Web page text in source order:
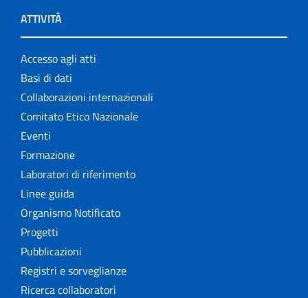
ATTIVITÀ
Accesso agli atti
Basi di dati
Collaborazioni internazionali
Comitato Etico Nazionale
Eventi
Formazione
Laboratori di riferimento
Linee guida
Organismo Notificato
Progetti
Pubblicazioni
Registri e sorveglianze
Ricerca collaboratori